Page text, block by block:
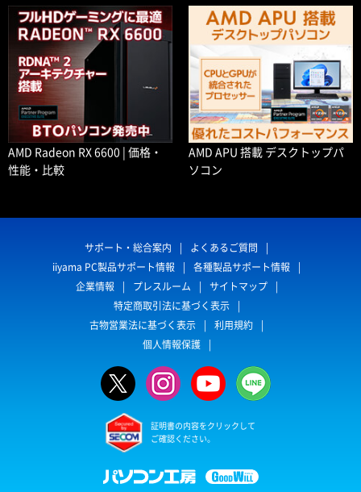
AMD Radeon RX 6600 | 価格・
性能・比較
AMD APU 搭載 デスクトップパ
ソコン
サポート・総合案内
よくあるご質問
iiyama PC製品サポート情報
各種製品サポート情報
企業情報
プレスルーム
サイトマップ
特定商取引法に基づく表示
古物営業法に基づく表示
利用規約
個人情報保護
証明書の内容をクリックして
ご確認ください。